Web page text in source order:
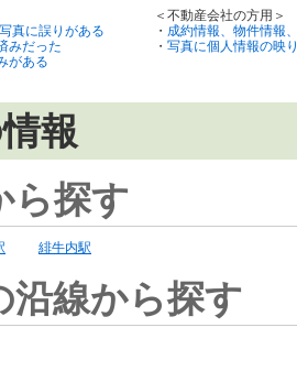
真に誤りがある
みだった
がある
＜不動産会社の方用＞
・ 成約情報、物件情報
・ 写真に個人情報の映
報
ら探す
緋牛内駅
沿線から探す